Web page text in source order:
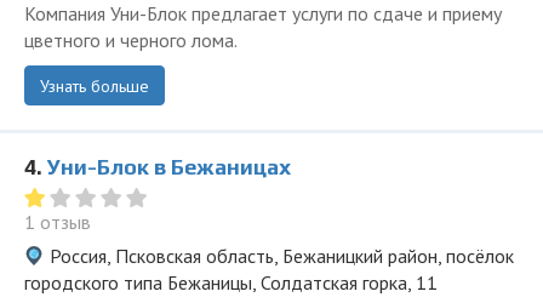
Компания Уни-Блок предлагает услуги по сдаче и приему
цветного и черного лома.
Узнать больше
4.Уни-Блок в Бежаницах
1 отзыв
Россия, Псковская область, Бежаницкий район, посёлок
городского типа Бежаницы, Солдатская горка, 11